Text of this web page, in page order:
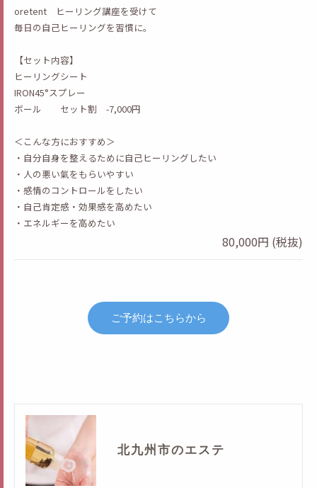
oretent ヒーリング講座を受けて
毎日の自己ヒーリングを習慣に。
【セット内容】
ヒーリングシート
IRON45°スプレー
ボール セット割 -7,000円
＜こんな方におすすめ＞
・自分自身を整えるために自己ヒーリングしたい
・人の悪い氣をもらいやすい
・感情のコントロールをしたい
・自己肯定感・効果感を高めたい
・エネルギーを高めたい
80,000円 (税抜)
ご予約はこちらから
北九州市のエステ